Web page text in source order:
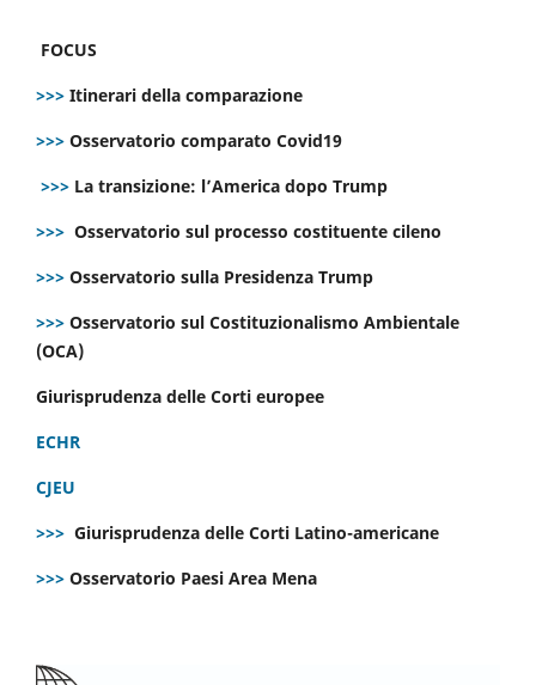
FOCUS
>>> Itinerari della comparazione
>>> Osservatorio comparato Covid19
>>> La transizione: l’America dopo Trump
>>> Osservatorio sul processo costituente cileno
>>> Osservatorio sulla Presidenza Trump
>>> Osservatorio sul Costituzionalismo Ambientale
(OCA)
Giurisprudenza delle Corti europee
ECHR
CJEU
>>> Giurisprudenza delle Corti Latino-americane
>>> Osservatorio Paesi Area Mena